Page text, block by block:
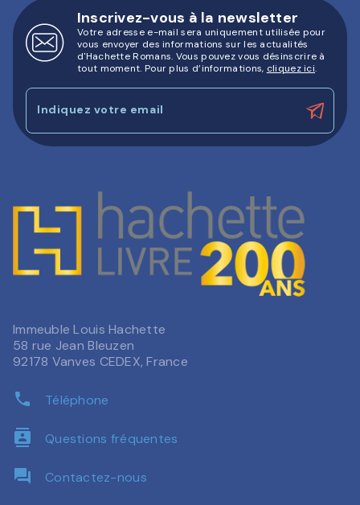
Inscrivez-vous à la newsletter
Votre adresse e-mail sera uniquement utilisée pour
vous envoyer des informations sur les actualités
d'Hachette Romans. Vous pouvez vous désinscrire à
tout moment. Pour plus d’informations, cliquez ici.
Indiquez votre email
Immeuble Louis Hachette
58 rue Jean Bleuzen
92178 Vanves CEDEX, France
phone Téléphone
contacts Questions fréquentes
question_answer Contactez-nous